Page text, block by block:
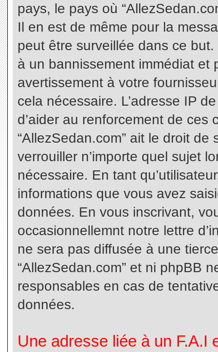
pays, le pays où
Il en est de même pour la
peut être surveillée dans ce
à un bannissement immédiat et
avertissement à votre
cela nécessaire. L’adresse IP
d’aider au renforcement de
“AllezSedan.com” ait le droit de
verrouiller n’importe quel sujet
nécessaire. En tant
informations que vous avez
données. En vous inscrivant,
occasionnellemnt notre lettre
ne sera pas diffusée à une
“AllezSedan.com” et ni phpBB
responsables en cas de
données.
Une adresse liée à un F.A.I